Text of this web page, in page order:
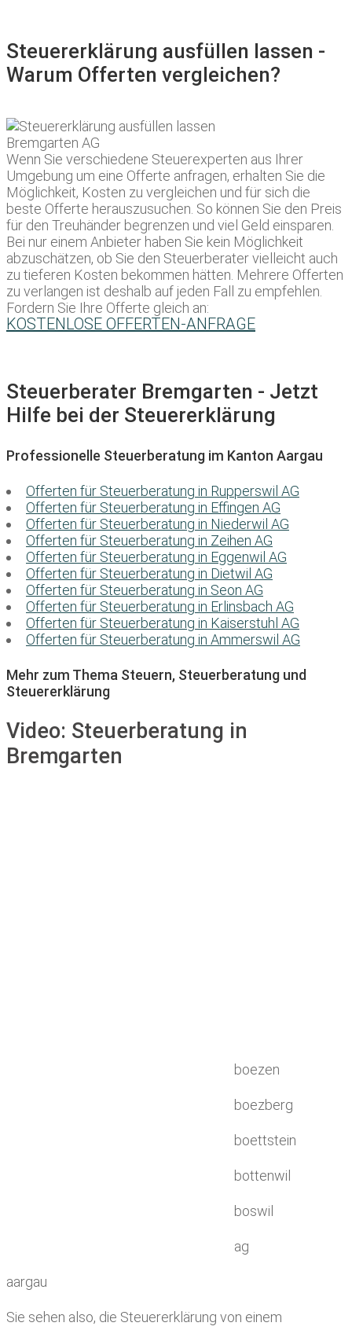
Steuererklärung ausfüllen lassen -
Warum Offerten vergleichen?
Wenn Sie verschiedene Steuerexperten aus Ihrer
Umgebung um eine Offerte anfragen, erhalten Sie die
Möglichkeit, Kosten zu vergleichen und für sich die
beste Offerte herauszusuchen. So können Sie den Preis
für den Treuhänder begrenzen und viel Geld einsparen.
Bei nur einem Anbieter haben Sie kein Möglichkeit
abzuschätzen, ob Sie den Steuerberater vielleicht auch
zu tieferen Kosten bekommen hätten. Mehrere Offerten
zu verlangen ist deshalb auf jeden Fall zu empfehlen.
Fordern Sie Ihre Offerte gleich an:
KOSTENLOSE OFFERTEN-ANFRAGE
Steuerberater Bremgarten - Jetzt
Hilfe bei der Steuererklärung
Professionelle Steuerberatung im Kanton Aargau
Offerten für Steuerberatung in Rupperswil AG
Offerten für Steuerberatung in Effingen AG
Offerten für Steuerberatung in Niederwil AG
Offerten für Steuerberatung in Zeihen AG
Offerten für Steuerberatung in Eggenwil AG
Offerten für Steuerberatung in Dietwil AG
Offerten für Steuerberatung in Seon AG
Offerten für Steuerberatung in Erlinsbach AG
Offerten für Steuerberatung in Kaiserstuhl AG
Offerten für Steuerberatung in Ammerswil AG
Mehr zum Thema Steuern, Steuerberatung und
Steuererklärung
Video: Steuerberatung in
Bremgarten
boezen
boezberg
boettstein
bottenwil
boswil
ag
aargau
Sie sehen also, die Steuererklärung von einem